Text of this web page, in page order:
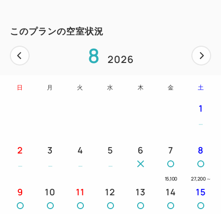
◆全室Wi-Fi無料・コインランドリーあり◆
15：00／12：00
このプランの空室状況
8 2026
日 月 火 水 木 金 土
1
2 3 4 5 6 7
15,100
8
27,200 ～
9 10 11 12 13 14 15